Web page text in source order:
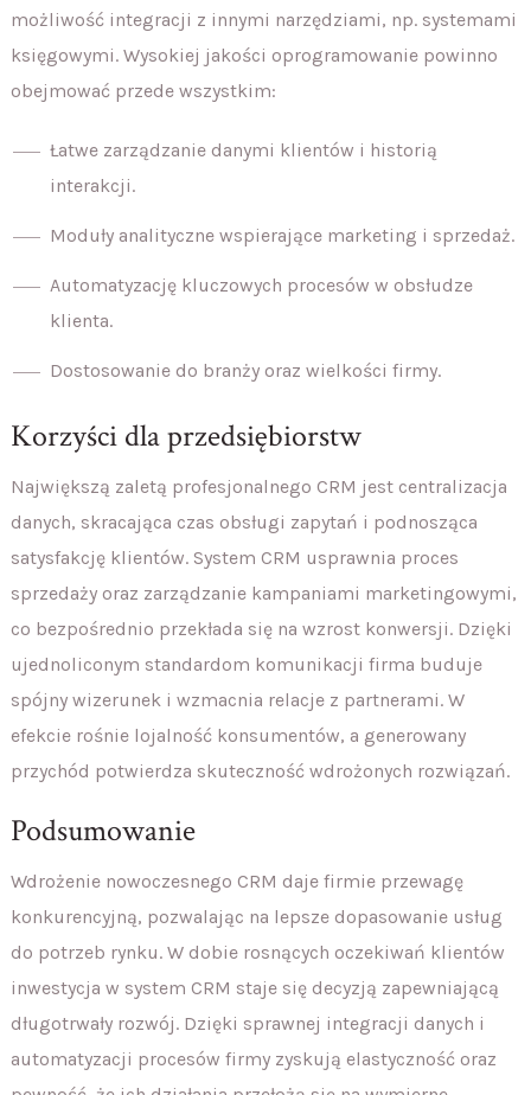
możliwość integracji z innymi narzędziami, np. systemami
księgowymi. Wysokiej jakości oprogramowanie powinno
obejmować przede wszystkim:
Łatwe zarządzanie danymi klientów i historią
interakcji.
Moduły analityczne wspierające marketing i sprzedaż.
Automatyzację kluczowych procesów w obsłudze
klienta.
Dostosowanie do branży oraz wielkości firmy.
Korzyści dla przedsiębiorstw
Największą zaletą profesjonalnego CRM jest centralizacja
danych, skracająca czas obsługi zapytań i podnosząca
satysfakcję klientów. System CRM usprawnia proces
sprzedaży oraz zarządzanie kampaniami marketingowymi,
co bezpośrednio przekłada się na wzrost konwersji. Dzięki
ujednoliconym standardom komunikacji firma buduje
spójny wizerunek i wzmacnia relacje z partnerami. W
efekcie rośnie lojalność konsumentów, a generowany
przychód potwierdza skuteczność wdrożonych rozwiązań.
Podsumowanie
Wdrożenie nowoczesnego CRM daje firmie przewagę
konkurencyjną, pozwalając na lepsze dopasowanie usług
do potrzeb rynku. W dobie rosnących oczekiwań klientów
inwestycja w system CRM staje się decyzją zapewniającą
długotrwały rozwój. Dzięki sprawnej integracji danych i
automatyzacji procesów firmy zyskują elastyczność oraz